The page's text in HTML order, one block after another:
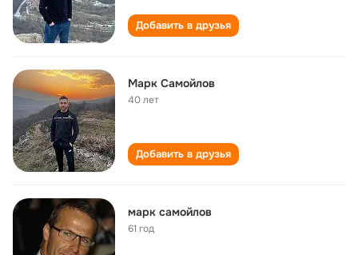
Добавить в друзья
Марк Самойлов
40 лет
Добавить в друзья
марк самойлов
61 год